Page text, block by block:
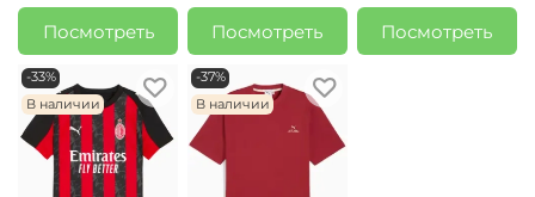
Посмотреть
Посмотреть
Посмотреть
-33%
В наличии
-37%
В наличии